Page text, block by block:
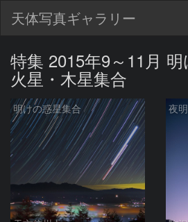
天体写真ギャラリー
特集 2015年9～11月 明
火星・木星集合
明けの惑星集合 夜